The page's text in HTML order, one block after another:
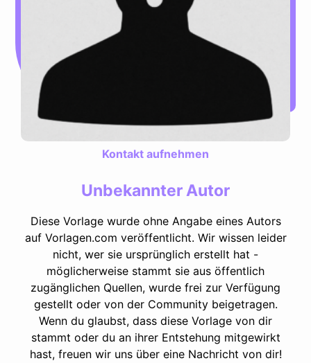
Kontakt aufnehmen
Unbekannter Autor
Diese Vorlage wurde ohne Angabe eines Autors
auf Vorlagen.com veröffentlicht. Wir wissen leider
nicht, wer sie ursprünglich erstellt hat -
möglicherweise stammt sie aus öffentlich
zugänglichen Quellen, wurde frei zur Verfügung
gestellt oder von der Community beigetragen.
Wenn du glaubst, dass diese Vorlage von dir
stammt oder du an ihrer Entstehung mitgewirkt
hast, freuen wir uns über eine Nachricht von dir!